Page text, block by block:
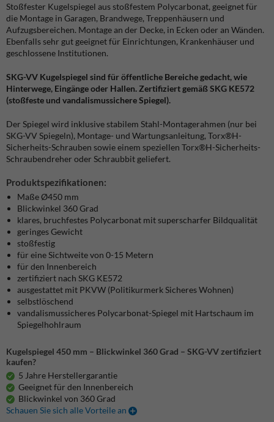
Stoßfester Kugelspiegel aus stoßfestem Polycarbonat, geeignet für
die Montage in Garagen, Brandwege, Treppenhäusern und
Aufzugsbereichen. Montage an der Decke, in Ecken oder an Wänden.
Ebenfalls sehr gut geeignet für Einrichtungen, Krankenhäuser und
geschlossene Institutionen.
SKG-VV Kugelspiegel sind für öffentliche Bereiche gedacht, wie
Hinterwege, Eingänge oder Hallen. Zertifiziert gemäß SKG KE572
(stoßfeste und vandalismussichere Spiegel).
Der Spiegel wird inklusive stabilem Stahl-Montagerahmen (nur bei
SKG-VV Spiegeln), Montage- und Wartungsanleitung, Torx®H-
Sicherheits-Schrauben sowie einem speziellen Torx®H-Sicherheits-
Schraubendreher oder Schraubbit geliefert.
Produktspezifikationen:
Maße Ø450 mm
Blickwinkel 360 Grad
klares, bruchfestes Polycarbonat mit superscharfer Bildqualität
geringes Gewicht
stoßfestig
für eine Sichtweite von 0-15 Metern
für den Innenbereich
zertifiziert nach SKG KE572
ausgestattet mit PKVW (Politikurmerk Sicheres Wohnen)
selbstlöschend
vandalismussicheres Polycarbonat-Spiegel mit Hartschaum im
Spiegelhohlraum
Kugelspiegel 450 mm – Blickwinkel 360 Grad – SKG-VV zertifiziert
kaufen?
5 Jahre Herstellergarantie
Geeignet für den Innenbereich
Blickwinkel von 360 Grad
Schauen Sie sich alle Vorteile an